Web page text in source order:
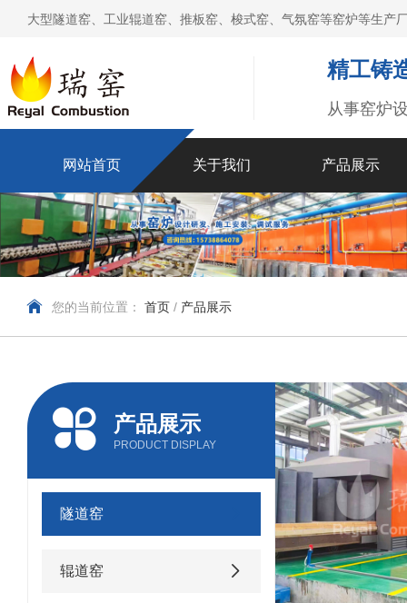
大型隧道窑、工业辊道窑、推板窑、梭式窑、气氛窑等窑炉等生产
精工铸
从事窑炉
网站首页 关于我们 产品展示
您的当前位置： 首页 / 产品展示
产品展示
PRODUCT DISPLAY
隧道窑
辊道窑